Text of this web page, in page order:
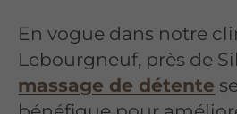
En vogue dans notre
Lebourgneuf, près de
massage de détente